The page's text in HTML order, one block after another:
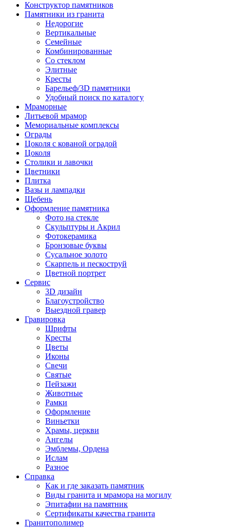
Конструктор памятников
Памятники из гранита
Недорогие
Вертикальные
Семейные
Комбинированные
Со стеклом
Элитные
Кресты
Барельеф/3D памятники
Удобный поиск по каталогу
Мраморные
Литьевой мрамор
Мемориальные комплексы
Ограды
Цоколя с кованой оградой
Цоколя
Столики и лавочки
Цветники
Плитка
Вазы и лампадки
Щебень
Оформление памятника
Фото на стекле
Скульптуры и Акрил
Фотокерамика
Бронзовые буквы
Сусальное золото
Скарпель и пескоструй
Цветной портрет
Сервис
3D дизайн
Благоустройство
Выездной гравер
Гравировка
Шрифты
Кресты
Цветы
Иконы
Свечи
Святые
Пейзажи
Животные
Рамки
Оформление
Виньетки
Храмы, церкви
Ангелы
Эмблемы, Ордена
Ислам
Разное
Справка
Как и где заказать памятник
Виды гранита и мрамора на могилу
Эпитафии на памятник
Сертификаты качества гранита
Гранитополимер